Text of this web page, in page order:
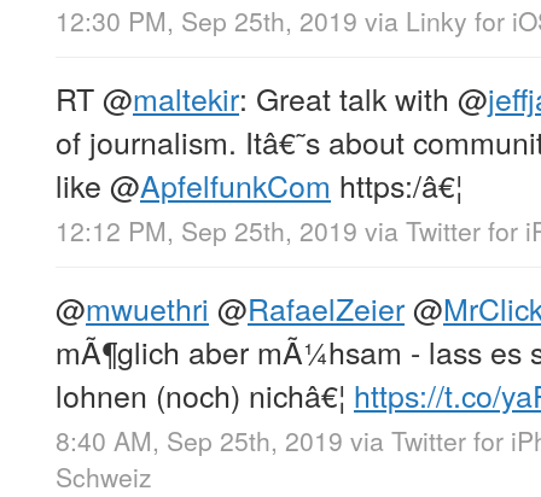
12:30 PM, Sep 25th, 2019 via Linky for
RT@maltekir: Great talk with @
of journalism. Itâ€˜s about
like @ApfelfunkCom https:/â€¦
12:12 PM, Sep 25th, 2019 via Twitter for
@mwuethri @RafaelZeier@
mÃ¶glich aber mÃ¼hsam - lass es
lohnen (noch) nichâ€¦ https://t.co/
8:40 AM, Sep 25th, 2019 via Twitter for
Schweiz